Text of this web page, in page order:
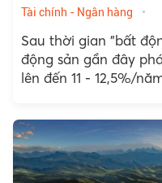
Tài chính - Ngân hàng
Sau thời gian "bất
động sản gần đây
lên đến 11 - 12,5%/